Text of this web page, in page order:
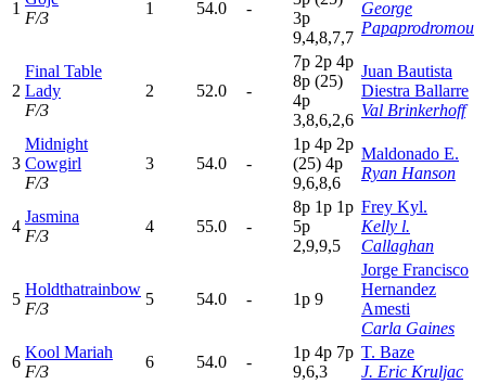
1
F/3
1 54.0 -
3p
9,4,8,7,7
George
Papaprodromou
2
Final Table
Lady
F/3
2 52.0 -
7p 2p 4p
8p (25)
4p
3,8,6,2,6
Juan Bautista
Diestra Ballarre
Val Brinkerhoff
3
Midnight
Cowgirl
F/3
3 54.0 -
1p 4p 2p
(25) 4p
9,6,8,6
Maldonado E.
Ryan Hanson
4
Jasmina
F/3
4 55.0 -
8p 1p 1p
5p
2,9,9,5
Frey Kyl.
Kelly l.
Callaghan
5
Holdthatrainbow
F/3
5 54.0 - 1p 9
Jorge Francisco
Hernandez
Amesti
Carla Gaines
6
Kool Mariah
F/3
6 54.0 -
1p 4p 7p
9,6,3
T. Baze
J. Eric Kruljac